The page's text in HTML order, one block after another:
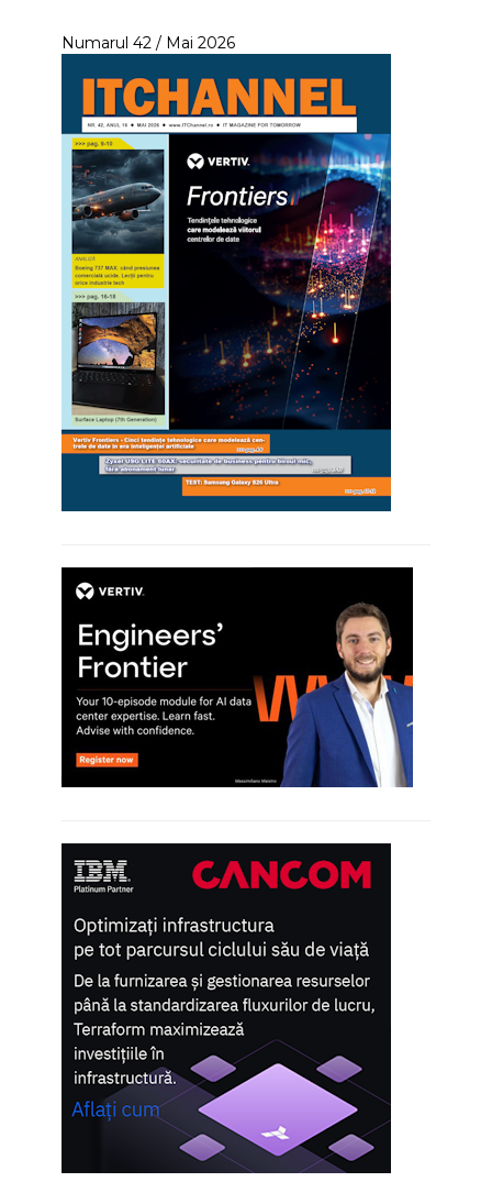
Numarul 42 / Mai 2026